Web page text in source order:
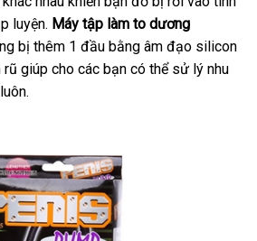
luyệnlắp
đặt
. Máy tập làm to dương
bị thêm 1 đầu bằng âm đạo silicon
rũ giúp cho trung
các bạn gần
có thể sử lý nhu